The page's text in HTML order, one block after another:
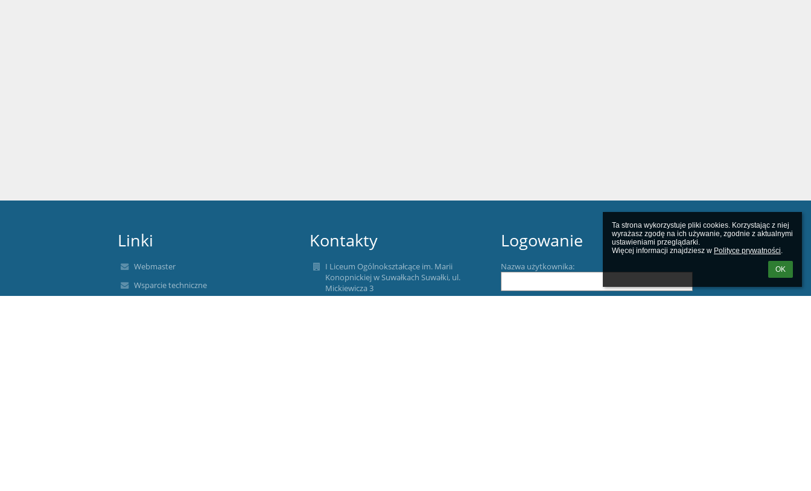
Ta strona wykorzystuje pliki cookies. Korzystając z niej
wyrażasz zgodę na ich używanie, zgodnie z aktualnymi
ustawieniami przeglądarki.
Więcej informacji znajdziesz w Polityce prywatności.
OK
Linki
Webmaster
Wsparcie techniczne
Kontakty
I Liceum Ogólnokształcące im. Marii
Konopnickiej w Suwałkach Suwałki, ul.
Mickiewicza 3
Logowanie
Nazwa użytkownika: